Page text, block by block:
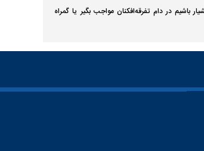
باشیم در دام تفرقه‌افکنان مواجب بگیر یا گمراه